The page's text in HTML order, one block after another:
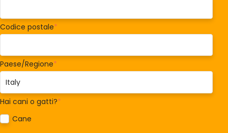
Codice postale*
Paese/Regione*
Hai cani o gatti?*
Cane